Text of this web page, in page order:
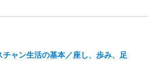
ャン生活の基本／座し、歩み、足